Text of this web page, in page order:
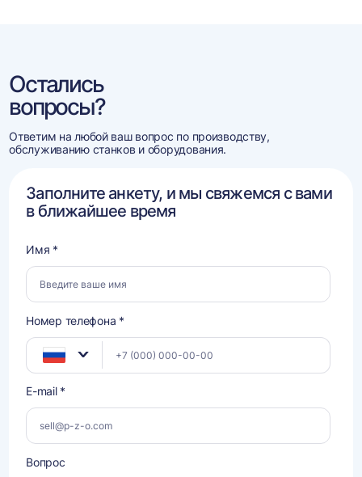
Остались
вопросы?
Ответим на любой ваш вопрос по производству,
обслуживанию станков и оборудования.
Заполните анкету, и мы свяжемся с вами
в ближайшее время
Имя *
Номер телефона *
E-mail *
Вопрос